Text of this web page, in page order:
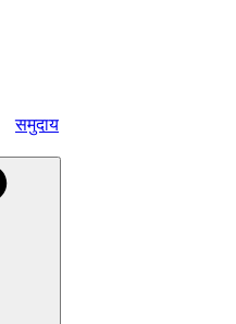
समुदाय